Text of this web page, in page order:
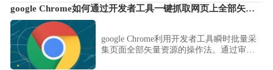
google Chrome如何通过开发者工具一键抓取网页上全部矢量图
google Chrome利用开发者工具瞬时批量采
集页面全部矢量资源的操作法。通过审查